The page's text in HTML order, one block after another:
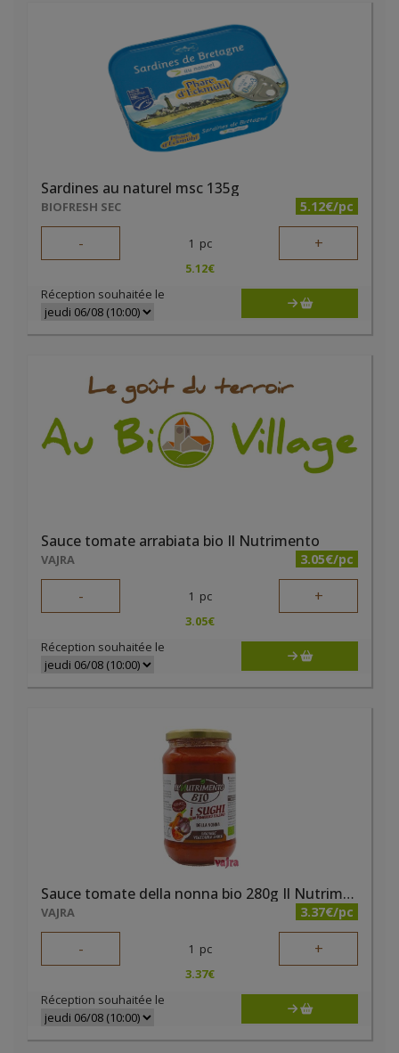
Sardines au naturel msc 135g
BIOFRESH SEC 5.12€/pc
- 1 pc +
5.12€
Réception souhaitée le
Sauce tomate arrabiata bio Il Nutrimento
VAJRA 3.05€/pc
- 1 pc +
3.05€
Réception souhaitée le
Sauce tomate della nonna bio 280g Il Nutrimento
VAJRA 3.37€/pc
- 1 pc +
3.37€
Réception souhaitée le